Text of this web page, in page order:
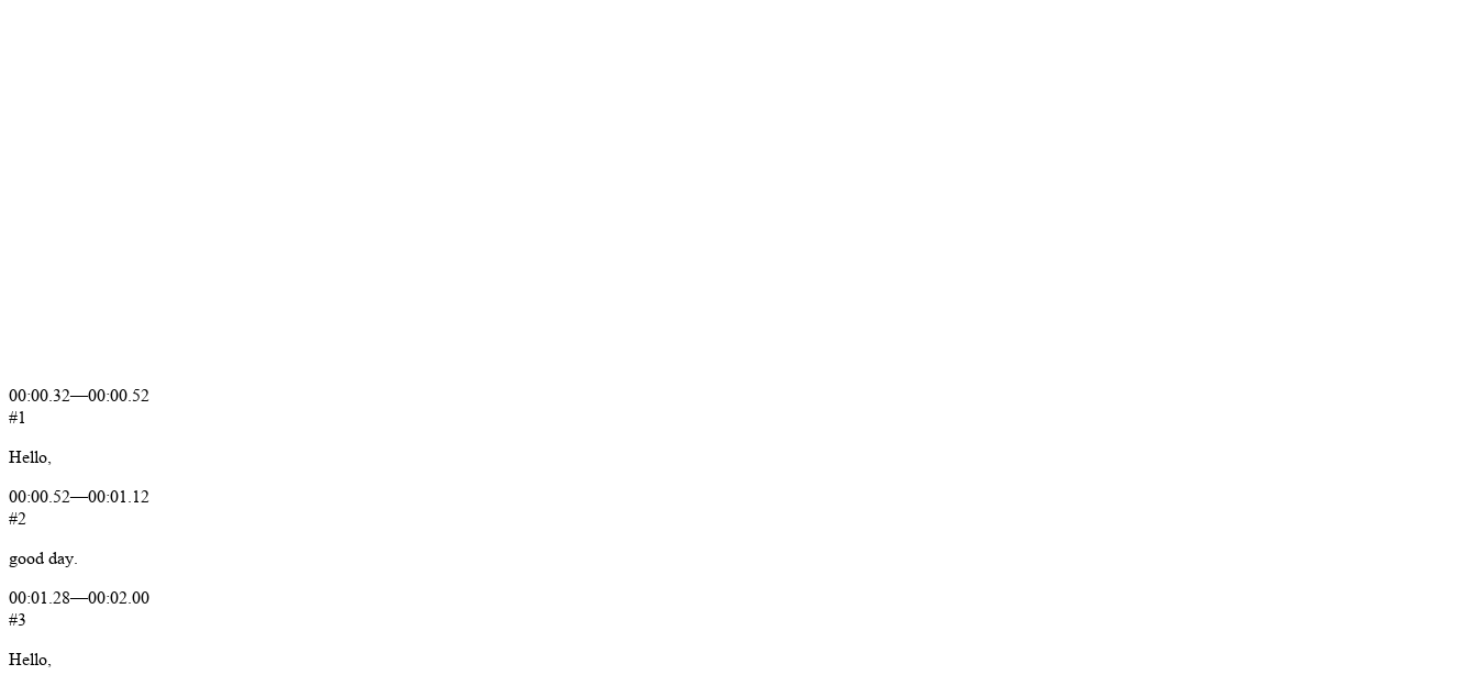
00:00.32—00:00.52
#1
Hello,
00:00.52—00:01.12
#2
good day.
00:01.28—00:02.00
#3
Hello,